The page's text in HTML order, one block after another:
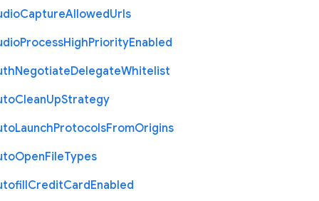
CaptureAllowedUrls
ProcessHighPriorityEnabled
NegotiateDelegateWhitelist
CleanUpStrategy
LaunchProtocolsFromOrigins
OpenFileTypes
CreditCardEnabled